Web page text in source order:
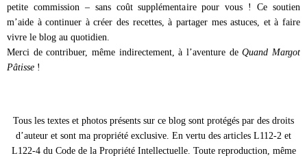
petite commission – sans coût supplémentaire pour vous ! Ce soutien
m’aide à continuer à créer des recettes, à partager mes astuces, et à faire
vivre le blog au quotidien.
Merci de contribuer, même indirectement, à l’aventure de Quand Margot
Pâtisse !
Tous les textes et photos présents sur ce blog sont protégés par des droits
d’auteur et sont ma propriété exclusive. En vertu des articles L112-2 et
L122-4 du Code de la Propriété Intellectuelle. Toute reproduction, même